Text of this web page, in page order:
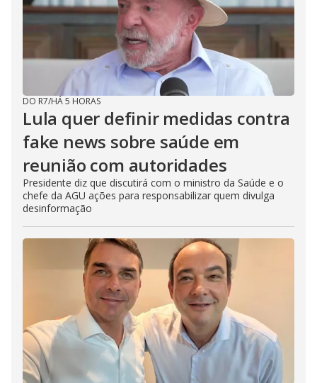
DO R7/HÁ 5 HORAS
Lula quer definir medidas contra
fake news sobre saúde em
reunião com autoridades
Presidente diz que discutirá com o ministro da Saúde e o
chefe da AGU ações para responsabilizar quem divulga
desinformação